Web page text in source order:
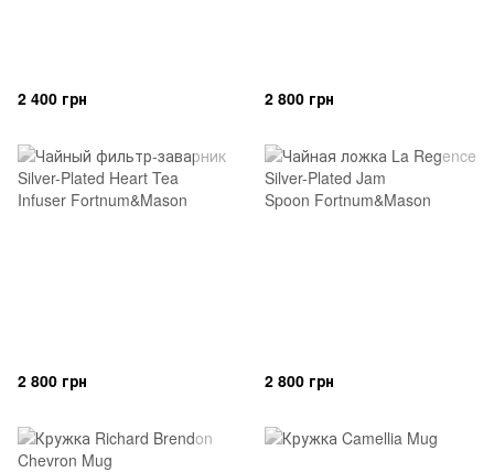
2 400 грн 2 800 грн
2 800 грн 2 800 грн